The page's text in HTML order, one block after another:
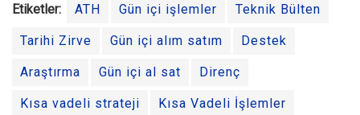
Etiketler:
ATH Gün içi işlemler Teknik Bülten
Tarihi Zirve Gün içi alım satım Destek
Araştırma Gün içi al sat Direnç
Kısa vadeli strateji Kısa Vadeli İşlemler